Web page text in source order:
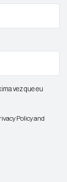
vez que eu
Policyand